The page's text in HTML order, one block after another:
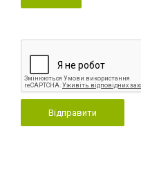
Відправити